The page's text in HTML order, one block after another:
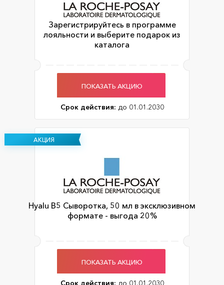
Зарегистрируйтесь в программе
лояльности и выберите подарок из
каталога
ПОКАЗАТЬ АКЦИЮ
Срок действия: до 01.01.2030
АКЦИЯ
Hyalu B5 Сыворотка, 50 мл в эксклюзивном
формате - выгода 20%
ПОКАЗАТЬ АКЦИЮ
Срок действия: до 01.01.2030